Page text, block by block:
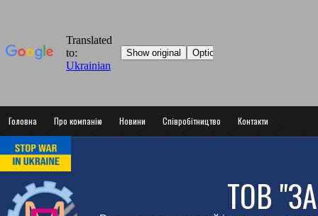
Головна Про компанію Новини Співробітництво Контакти
ТОВ